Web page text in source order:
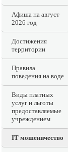
Афиша на август
2026 год
Достижения
территории
Правила
поведения на воде
Виды платных
услуг и льготы
предоставляемые
учреждением
IT мошеничество